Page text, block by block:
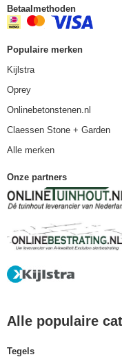
Betaalmethoden
Populaire merken
Kijlstra
Oprey
Onlinebetonstenen.nl
Claessen Stone + Garden
Alle merken
Onze partners
Alle populaire
Tegels